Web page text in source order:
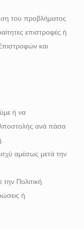
του προβλήματος
επιστροφές ή
και
ή να
ανά πάσα
αμέσως μετά την
την Πολιτική
ή